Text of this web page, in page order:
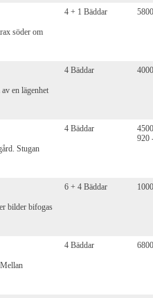
söder om
4 + 1 Bäddar
en lägenhet
4 Bäddar
Stugan
4 Bäddar
920
bilder bifogas
6 + 4 Bäddar
4 Bäddar